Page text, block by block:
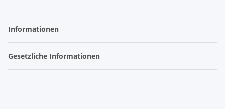
Informationen
Gesetzliche Informationen